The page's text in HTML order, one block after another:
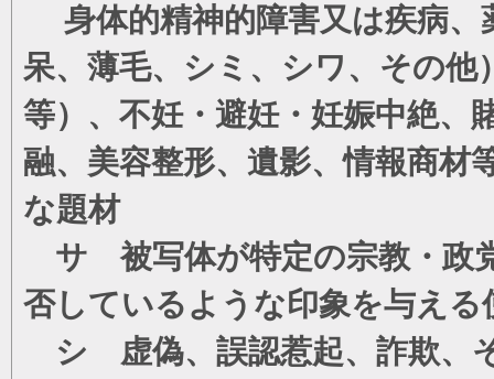
身体的精神的障害又は疾病、
呆、薄毛、シミ、シワ、その他
等）、不妊・避妊・妊娠中絶、
融、美容整形、遺影、情報商材
な題材
サ 被写体が特定の宗教・政
否しているような印象を与える
シ 虚偽、誤認惹起、詐欺、